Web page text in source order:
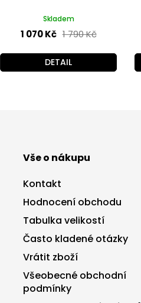
Skladem
1 070 Kč 1 790 Kč
DETAIL
Vše o nákupu
Kontakt
Hodnocení obchodu
Tabulka velikostí
Často kladené otázky
Vrátit zboží
Všeobecné obchodní
podmínky